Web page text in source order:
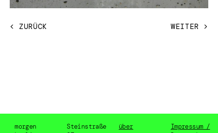
< ZURÜCK WEITER >
morgen
Steinstraße
über
Impressum /